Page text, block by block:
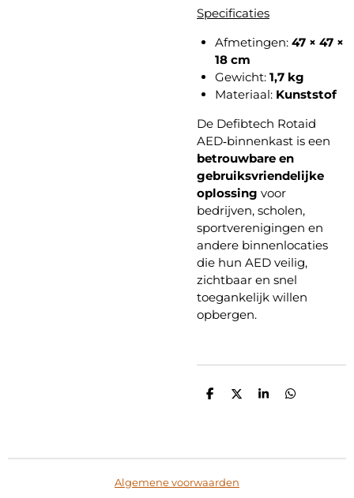
Specificaties
Afmetingen: 47 × 47 ×
18 cm
Gewicht: 1,7 kg
Materiaal: Kunststof
De Defibtech Rotaid
AED‑binnenkast is een
betrouwbare en
gebruiksvriendelijke
oplossing voor
bedrijven, scholen,
sportverenigingen en
andere binnenlocaties
die hun AED veilig,
zichtbaar en snel
toegankelijk willen
opbergen.
D
D
S
D
Algemene voorwaarden